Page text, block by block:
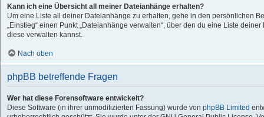
Kann ich eine Übersicht all meiner Dateianhänge erhalten?
Um eine Liste all deiner Dateianhänge zu erhalten, gehe in den persönlichen
„Einstieg“ einen Punkt „Dateianhänge verwalten“, über den du eine Liste
diese verwalten kannst.
Nach oben
phpBB betreffende Fragen
Wer hat diese Forensoftware entwickelt?
Diese Software (in ihrer unmodifizierten Fassung) wurde von phpBB Limited